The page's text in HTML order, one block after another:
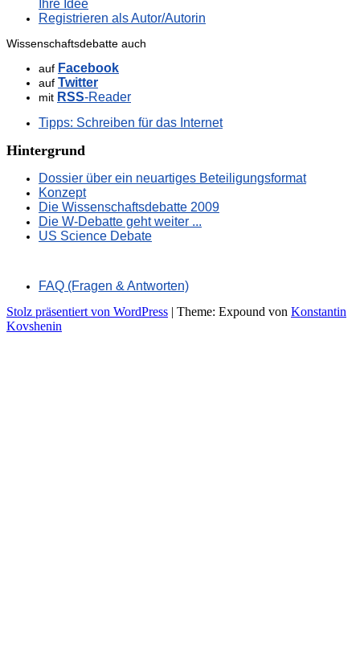
Ihre Idee
Registrieren als Autor/Autorin
Wissenschaftsdebatte auch
auf Facebook
auf Twitter
mit RSS-Reader
Tipps: Schreiben für das Internet
Hintergrund
Dossier über ein neuartiges Beteiligungsformat
Konzept
Die Wissenschaftsdebatte 2009
Die W-Debatte geht weiter ...
US Science Debate
FAQ (Fragen & Antworten)
Stolz präsentiert von WordPress | Theme: Expound von Konstantin
Kovshenin